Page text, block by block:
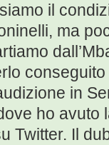
il
ma
in
ho
Twitter. Il